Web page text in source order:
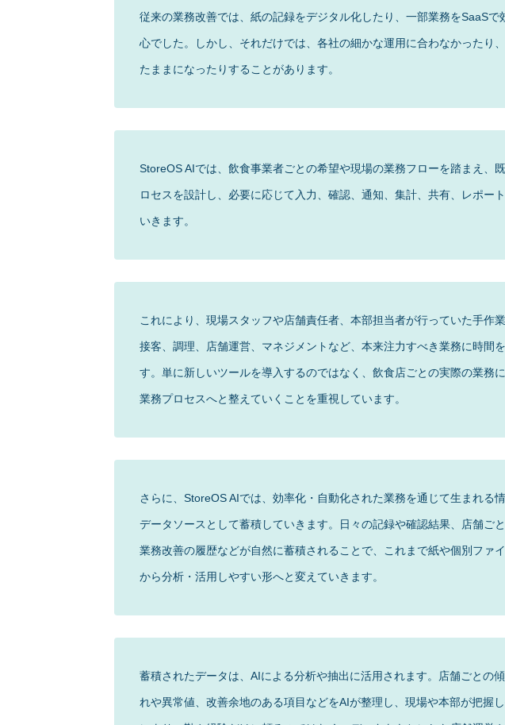
従来の業務改善では、紙の記録をデジタル化したり、一部業務をSaaSで
心でした。しかし、それだけでは、各社の細かな運用に合わなかったり
たままになったりすることがあります。
StoreOS AIでは、飲食事業者ごとの希望や現場の業務フローを踏まえ、
ロセスを設計し、必要に応じて入力、確認、通知、集計、共有、レポー
いきます。
これにより、現場スタッフや店舗責任者、本部担当者が行っていた手作
接客、調理、店舗運営、マネジメントなど、本来注力すべき業務に時間
す。単に新しいツールを導入するのではなく、飲食店ごとの実際の業務
業務プロセスへと整えていくことを重視しています。
さらに、StoreOS AIでは、効率化・自動化された業務を通じて生まれる
データソースとして蓄積していきます。日々の記録や確認結果、店舗ご
業務改善の履歴などが自然に蓄積されることで、これまで紙や個別ファ
から分析・活用しやすい形へと変えていきます。
蓄積されたデータは、AIによる分析や抽出に活用されます。店舗ごとの
れや異常値、改善余地のある項目などをAIが整理し、現場や本部が把握